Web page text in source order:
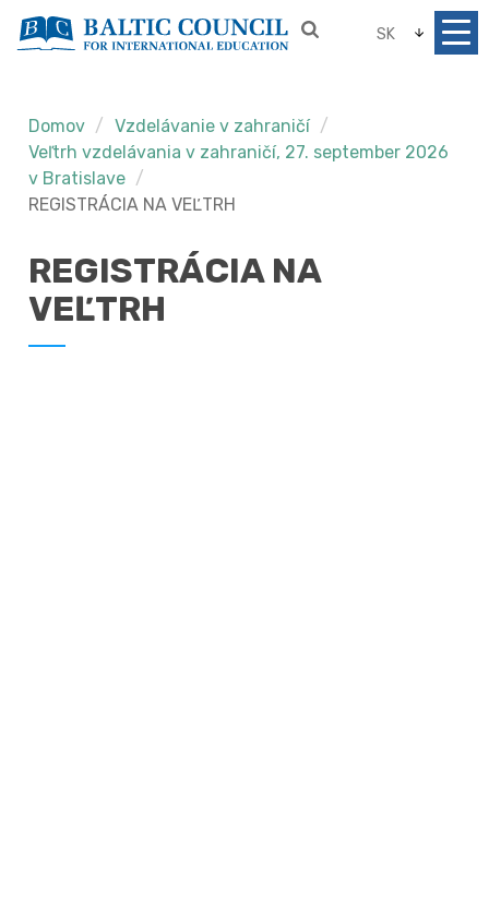
SK
Domov
Vzdelávanie v zahraničí
Veľtrh vzdelávania v zahraničí, 27. september 2026
v Bratislave
REGISTRÁCIA NA VEĽTRH
REGISTRÁCIA NA
VEĽTRH